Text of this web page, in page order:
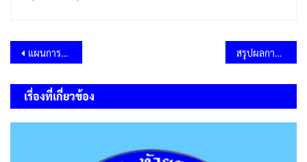
แนะแนว
เรื่อง
แผนการดำเนินงานประจำปีงบประมาณ พ.ศ.2566 สรุปผลการจัดซื้อจัดจ้างในรอบเดือน พฤศจิกายน 2565
เรื่องที่เกี่ยวข้อง